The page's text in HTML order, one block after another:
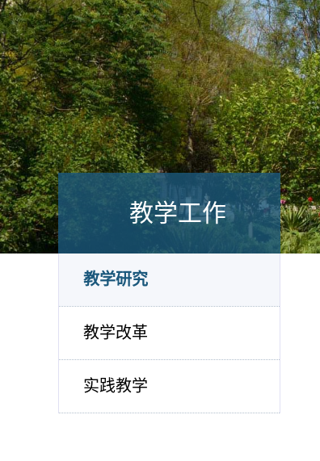
教学工作
教学研究
教学改革
实践教学